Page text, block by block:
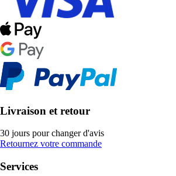
Livraison et retour
30 jours pour changer d'avis
Retournez votre commande
Services